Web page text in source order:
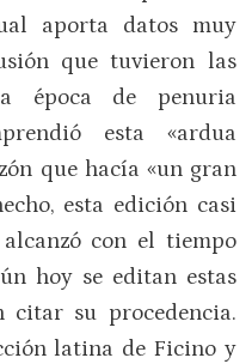
aporta datos muy
que tuvieron las
época de penuria
esta «ardua
que hacía «un gran
esta edición casi
con el tiempo
hoy se editan estas
citar su procedencia.
latina de Ficino y